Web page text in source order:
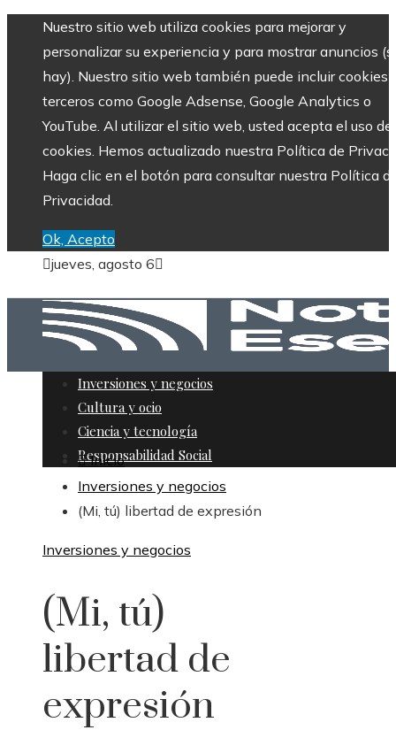
Nuestro sitio web utiliza cookies para mejorar y
personalizar su experiencia y para mostrar anuncios
hay). Nuestro sitio web también puede incluir cookies
terceros como Google Adsense, Google Analytics o
YouTube. Al utilizar el sitio web, usted acepta el uso de
cookies. Hemos actualizado nuestra Política de
Haga clic en el botón para consultar nuestra Política
Privacidad.
Ok, Acepto
jueves, agosto 6
Inversiones y negocios
Cultura y ocio
Ciencia y tecnología
Responsabilidad Social
Inicio
Inversiones y negocios
(Mi, tú) libertad de expresión
Inversiones y negocios
(Mi, tú)
libertad de
expresión